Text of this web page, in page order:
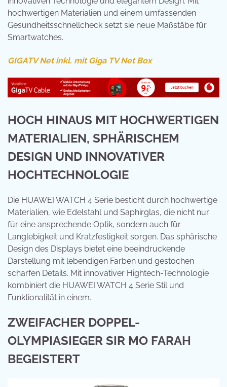
hochwertigen Materialien und einem umfassenden
Gesundheitsschnellcheck setzt sie neue Maßstäbe für
Smartwatches.
GIGATV Net inkl. mit Giga TV Net Box
HOCH HINAUS MIT HOCHWERTIGEN
MATERIALIEN, SPHÄRISCHEM
DESIGN UND INNOVATIVER
HOCHTECHNOLOGIE
Die HUAWEI WATCH 4 Serie besticht durch hochwertige
Materialien, wie Edelstahl und Saphirglas, die nicht nur
für eine ansprechende Optik, sondern auch für
Langlebigkeit und Kratzfestigkeit sorgen. Das sphärische
Design des Displays bietet eine beeindruckende
Darstellung mit lebendigen Farben und gestochen
scharfen Details. Mit innovativer Hightech-Technologie
kombiniert die HUAWEI WATCH 4 Serie Stil und
Funktionalität in einem.
ZWEIFACHER DOPPEL-
OLYMPIASIEGER SIR MO FARAH
BEGEISTERT